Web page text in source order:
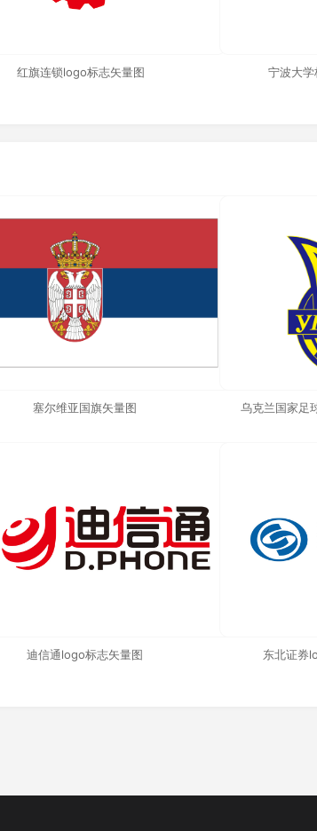
红旗连锁logo标志矢量图 宁波大
塞尔维亚国旗矢量图 乌克兰国家足
迪信通logo标志矢量图 东北证券